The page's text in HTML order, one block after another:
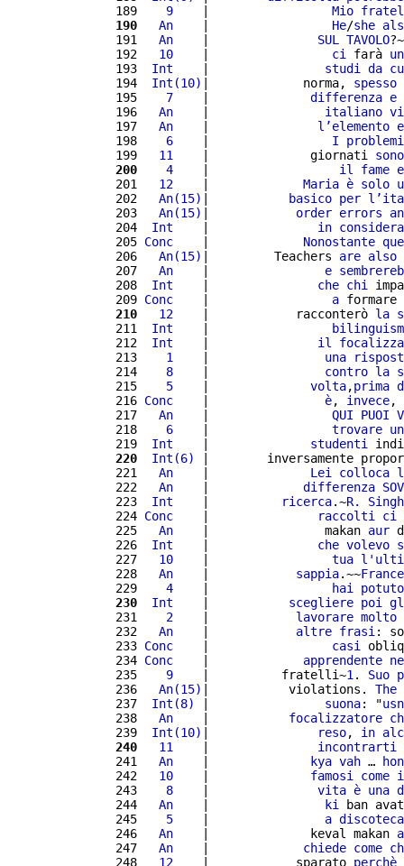
189
   9
    |
Mio
190
  An
    |
He/she
191
  An
    |
SUL TAVOLO
192
  10
    |
ci farà un
193
Int
    |
studi da
194
Int(10) |             norma, spesso
195
   7
    |
differenza e
196
  An
    |
italiano
197
  An
    |
l’elemento
198
   6
    |
I
problemi
199
  11
    |              giornati
sono
200
   4
    |
il fame e
201
  12
    |
Maria è solo
202
  An(15)
| basico per l’
203
  An(15)
| order errors
204
Int
    |
in
205 Conc
    |
Nonostante
206
  An(15)
|         Teachers are also
207
  An
    |
e
208
Int
    |
che chi
209 Conc
    |
a formare
210
  12
    |            racconterò
la
211
Int
    |
212
Int
    |
il
213
   1
    |
una
214
   8
    |
contro la
215
   5
    |
volta,prima
216 Conc
    |
è, invece,
217
  An
    |
QUI PUOI
218
   6
    |
trovare
219
Int
    |
studenti
220
Int(6)
|        inversamente
221
  An
    |
Lei colloca
222
  An
    |
differenza SOV
223
Int
    |
ricerca.~R.
Singh
224 Conc
    |
raccolti
ci
225
  An
    |                makan
aur
226
Int
    |
che volevo
227
  10
    |
tua l'
228
  An
    |
sappia.~~
229
   4
    |
hai
potuto
230
Int
    |
scegliere poi
231
   2
    |
lavorare molto
232
  An
    |
altre frasi :
233 Conc
    |
casi
234 Conc
    |
apprendente
235
   9
    |          fratelli~
1 . Suo
236
  An(15)
|           violations. The
237
Int(8) | suona: "
238
  An
    |
focalizzatore
239
Int(10) | reso, in
240
  11
    |
incontrarti
241
  An
    |
kya vah …
242
  10
    |
famosi come
243
   8
    |
vita è una
244
  An
    |
ki
ban
245
   5
    |
a discoteca
246
  An
    |              keval makan
247
  An
    |
chiede come
248
  12
    |            sparato
perchè